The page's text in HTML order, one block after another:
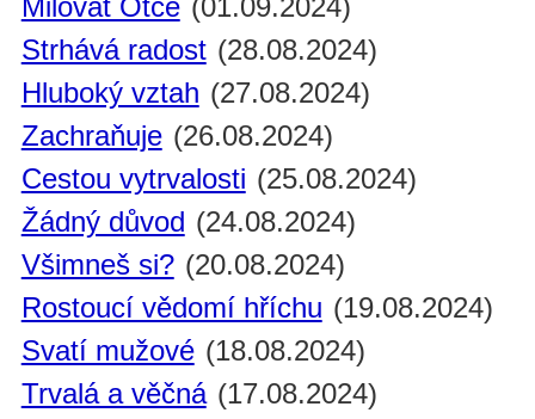
Milovat Otce (01.09.2024)
Strhává radost (28.08.2024)
Hluboký vztah (27.08.2024)
Zachraňuje (26.08.2024)
Cestou vytrvalosti (25.08.2024)
Žádný důvod (24.08.2024)
Všimneš si? (20.08.2024)
Rostoucí vědomí hříchu (19.08.2024)
Svatí mužové (18.08.2024)
Trvalá a věčná (17.08.2024)